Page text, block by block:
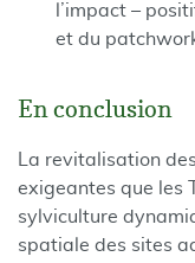
l’impact –
et du
En conclusion
La revitalisation
exigeantes que les
sylviculture
spatiale des sites